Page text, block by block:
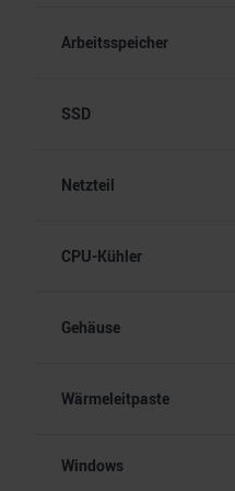
Arbeitsspeicher
SSD
Netzteil
CPU-Kühler
Gehäuse
Wärmeleitpaste
Windows